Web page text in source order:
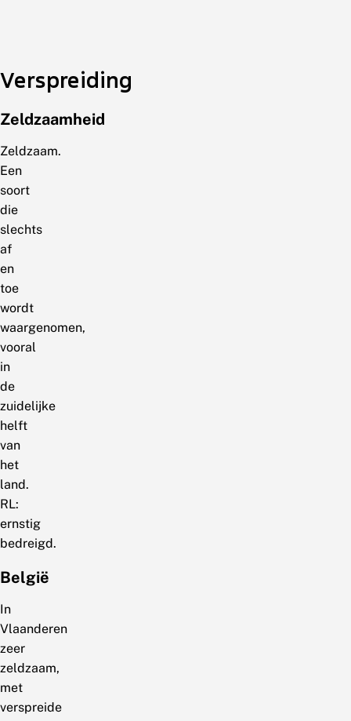
Verspreiding
Zeldzaamheid
Zeldzaam.
Een
soort
die
slechts
af
en
toe
wordt
waargenomen,
vooral
in
de
zuidelijke
helft
van
het
land.
RL:
ernstig
bedreigd.
België
In
Vlaanderen
zeer
zeldzaam,
met
verspreide